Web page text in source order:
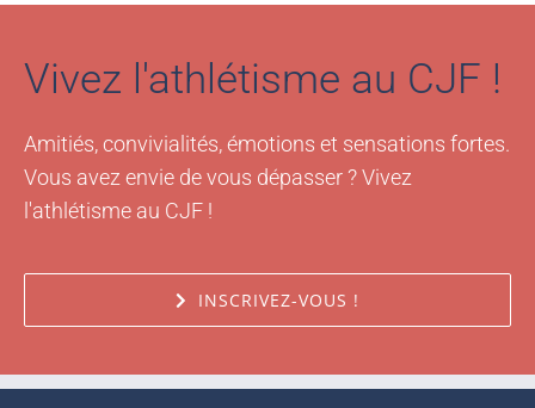
Vivez l'athlétisme au CJF !
Amitiés, convivialités, émotions et sensations fortes.
Vous avez envie de vous dépasser ? Vivez
l'athlétisme au CJF !
INSCRIVEZ-VOUS !